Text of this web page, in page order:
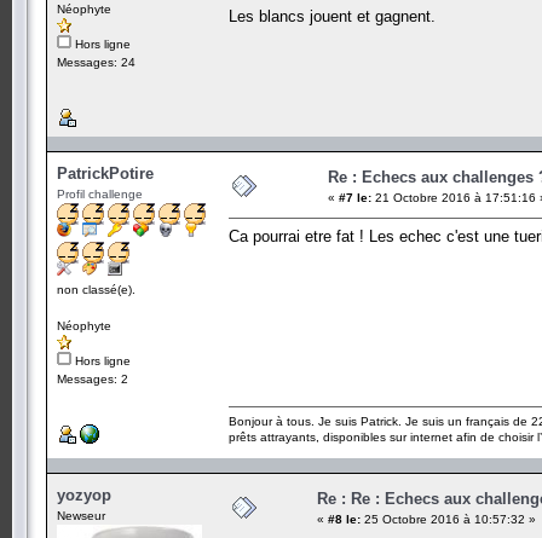
Néophyte
Hors ligne
Messages: 24
Les blancs jouent et gagnent.
PatrickPotire
Profil challenge
non classé(e).
Néophyte
Hors ligne
Messages: 2
Re : Echecs aux challenges
« #7 le: 21 Octobre 2016 à 17:51:16
Ca pourrai etre fat ! Les echec c'est une
Bonjour à tous. Je suis Patrick. Je suis un français de
prêts attrayants, disponibles sur internet afin de choisir
yozyop
Newseur
Re : Re : Echecs aux
« #8 le: 25 Octobre 2016 à 10:57:32 »